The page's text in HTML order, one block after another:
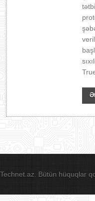
Technet.az. Bütün hüquqlar